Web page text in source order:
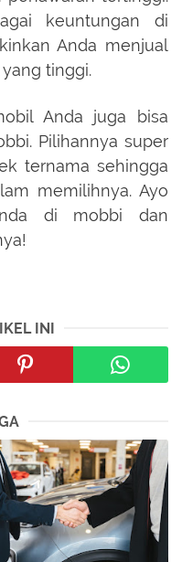
keuntungan di
Anda menjual
tinggi.
Anda juga bisa
Pilihannya super
ternama sehingga
memilihnya. Ayo
di mobbi dan
INI